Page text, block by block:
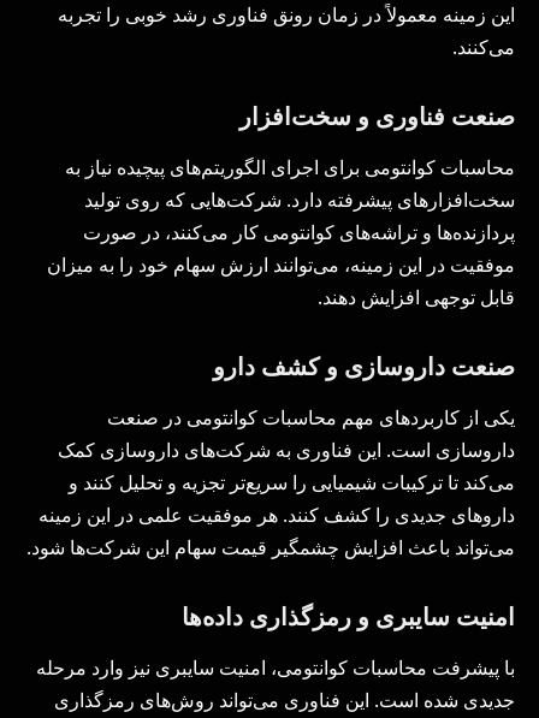
این زمینه معمولاً در زمان رونق فناوری رشد خوبی را تجربه
می‌کنند.
صنعت فناوری و سخت‌افزار
محاسبات کوانتومی برای اجرای الگوریتم‌های پیچیده نیاز به
سخت‌افزارهای پیشرفته دارد. شرکت‌هایی که روی تولید
پردازنده‌ها و تراشه‌های کوانتومی کار می‌کنند، در صورت
موفقیت در این زمینه، می‌توانند ارزش سهام خود را به میزان
قابل توجهی افزایش دهند.
صنعت داروسازی و کشف دارو
یکی از کاربردهای مهم محاسبات کوانتومی در صنعت
داروسازی است. این فناوری به شرکت‌های داروسازی کمک
می‌کند تا ترکیبات شیمیایی را سریع‌تر تجزیه و تحلیل کنند و
داروهای جدیدی را کشف کنند. هر موفقیت علمی در این زمینه
می‌تواند باعث افزایش چشمگیر قیمت سهام این شرکت‌ها شود.
امنیت سایبری و رمزگذاری داده‌ها
با پیشرفت محاسبات کوانتومی، امنیت سایبری نیز وارد مرحله
جدیدی شده است. این فناوری می‌تواند روش‌های رمزگذاری